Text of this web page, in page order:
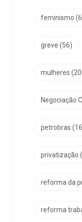
feminismo
greve (56)
mulheres
Negociação
petrobras
privatização
reforma da
reforma